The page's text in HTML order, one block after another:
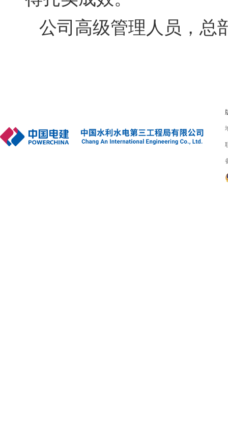
公司高级管理人员，总